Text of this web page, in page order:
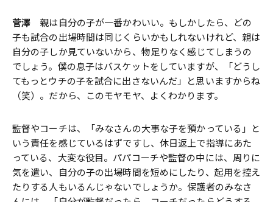
菅澤 親は自分の子が一番かわいい。もしかしたら、どの
子も試合の出場時間は同じくらいかもしれないけれど、親は
自分の子しか見ていないから、物足りなく感じてしまうの
でしょう。僕の息子はバスケットをしていますが、「どうし
てもっとウチの子を試合に出さないんだ」と思いますからね
（笑）。だから、このモヤモヤ、よくわかります。
監督やコーチは、「みなさんの大事な子を預かっている」と
いう責任を感じているはずですし、休日返上で指導にあた
っている、大変な役目。パパコーチや監督の中には、周りに
気を遣い、自分の子の出場時間を短めにしたり、起用を控え
たりする人もいるんじゃないでしょうか。保護者のみなさ